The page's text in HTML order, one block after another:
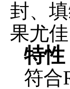
封、
果尤佳
特性
符合